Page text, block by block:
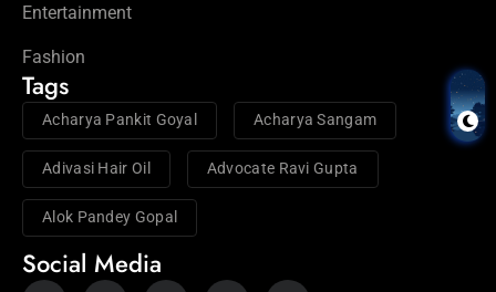
Entertainment
Fashion
Tags
Acharya Pankit Goyal Acharya Sangam
Adivasi Hair Oil Advocate Ravi Gupta
Alok Pandey Gopal
Social Media